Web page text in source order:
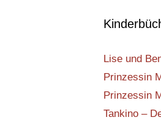
Lise und
Prinzessin
Prinzessin
Tankino –